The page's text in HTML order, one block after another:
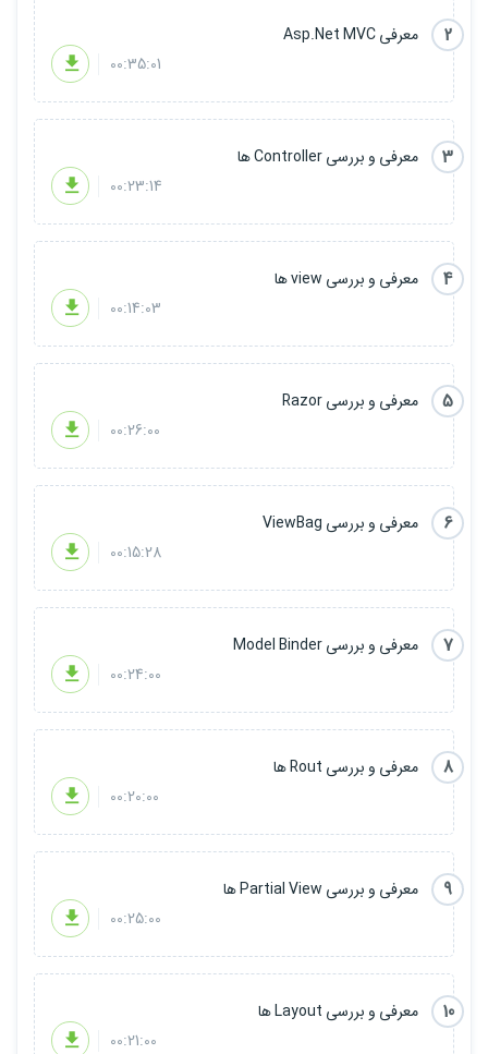
2
معرفی Asp.Net MVC
00:35:01
3
معرفی و بررسی Controller ها
00:23:14
4
معرفی و بررسی view ها
00:14:03
5
معرفی و بررسی Razor
00:26:00
6
معرفی و بررسی ViewBag
00:15:28
7
معرفی و بررسی Model Binder
00:24:00
8
معرفی و بررسی Rout ها
00:20:00
9
معرفی و بررسی Partial View ها
00:25:00
10
معرفی و بررسی Layout ها
00:21:00